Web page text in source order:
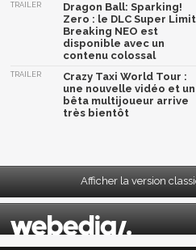
TRAILER
Dragon Ball: Sparking!
Zero : le DLC Super
Breaking NEO est
disponible avec un
contenu colossal
TRAILER
Crazy Taxi World Tour :
une nouvelle vidéo et
bêta multijoueur arrive
très bientôt
Afficher la version